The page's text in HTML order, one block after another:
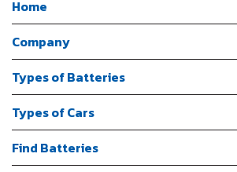
Home
Company
Types of Batteries
Types of Cars
Find Batteries